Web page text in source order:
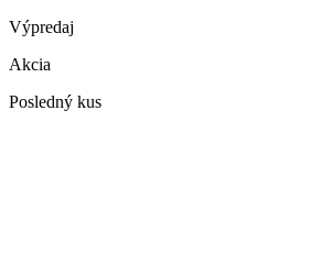
Výpredaj
Akcia
Posledný kus